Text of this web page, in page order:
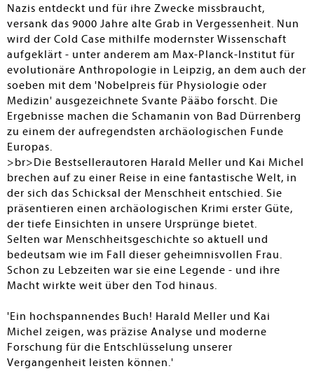
Nazis entdeckt und für ihre Zwecke missbraucht,
versank das 9000 Jahre alte Grab in Vergessenheit. Nun
wird der Cold Case mithilfe modernster Wissenschaft
aufgeklärt - unter anderem am Max-Planck-Institut für
evolutionäre Anthropologie in Leipzig, an dem auch der
soeben mit dem 'Nobelpreis für Physiologie oder
Medizin' ausgezeichnete Svante Pääbo forscht. Die
Ergebnisse machen die Schamanin von Bad Dürrenberg
zu einem der aufregendsten archäologischen Funde
Europas.
>br>Die Bestsellerautoren Harald Meller und Kai Michel
brechen auf zu einer Reise in eine fantastische Welt, in
der sich das Schicksal der Menschheit entschied. Sie
präsentieren einen archäologischen Krimi erster Güte,
der tiefe Einsichten in unsere Ursprünge bietet.
Selten war Menschheitsgeschichte so aktuell und
bedeutsam wie im Fall dieser geheimnisvollen Frau.
Schon zu Lebzeiten war sie eine Legende - und ihre
Macht wirkte weit über den Tod hinaus.
'Ein hochspannendes Buch! Harald Meller und Kai
Michel zeigen, was präzise Analyse und moderne
Forschung für die Entschlüsselung unserer
Vergangenheit leisten können.'